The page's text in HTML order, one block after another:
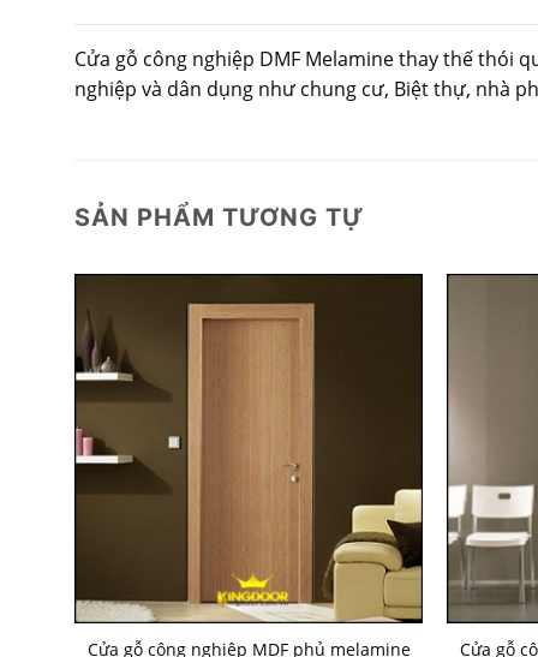
Cửa gỗ công nghiệp DMF Melamine thay thế thói
nghiệp và dân dụng như chung cư, Biệt thự, nhà
SẢN PHẨM TƯƠNG TỰ
Cửa gỗ công nghiệp MDF phủ melamine Cửa gỗ